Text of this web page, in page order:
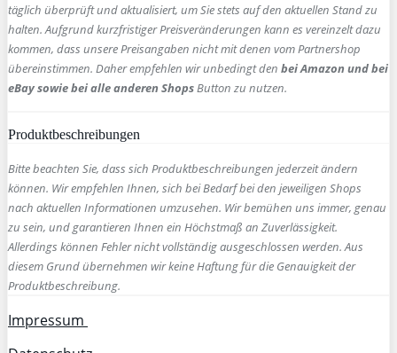
täglich überprüft und aktualisiert, um Sie stets auf den aktuellen Stand zu
halten. Aufgrund kurzfristiger Preisveränderungen kann es vereinzelt dazu
kommen, dass unsere Preisangaben nicht mit denen vom Partnershop
übereinstimmen. Daher empfehlen wir unbedingt den bei Amazon und bei
eBay sowie bei alle anderen ShopsButton zu nutzen.
Produktbeschreibungen
Bitte beachten Sie, dass sich Produktbeschreibungen jederzeit ändern
können. Wir empfehlen Ihnen, sich bei Bedarf bei den jeweiligen Shops
nach aktuellen Informationen umzusehen. Wir bemühen uns immer, genau
zu sein, und garantieren Ihnen ein Höchstmaß an Zuverlässigkeit.
Allerdings können Fehler nicht vollständig ausgeschlossen werden. Aus
diesem Grund übernehmen wir keine Haftung für die Genauigkeit der
Produktbeschreibung.
Impressum